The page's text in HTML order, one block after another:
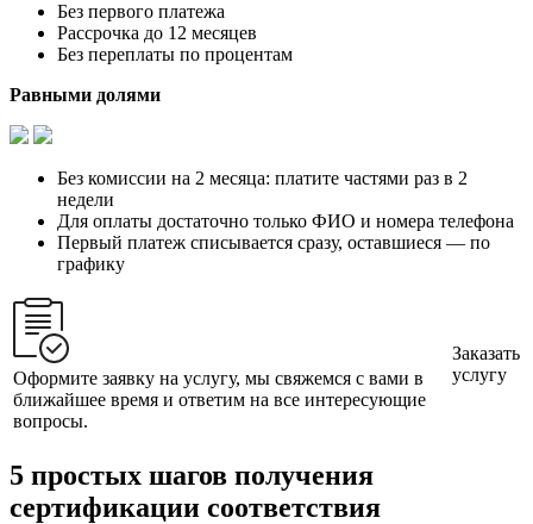
Без первого платежа
Рассрочка до 12 месяцев
Без переплаты по процентам
Равными долями
Без комиссии на 2 месяца: платите частями раз в 2
недели
Для оплаты достаточно только ФИО и номера телефона
Первый платеж списывается сразу, оставшиеся — по
графику
Оформите заявку на услугу, мы свяжемся с вами в
ближайшее время и ответим на все интересующие
вопросы.
Заказать
услугу
5 простых шагов получения
сертификации соответствия